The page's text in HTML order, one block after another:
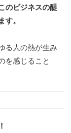
のビジネスの醍
す。
る人の熱が生み
を感じること